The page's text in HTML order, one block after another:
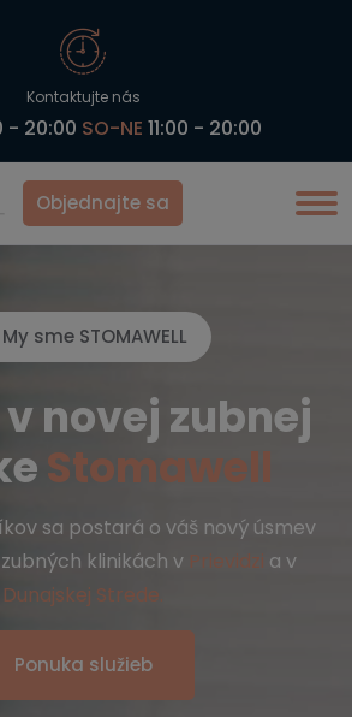
Kontaktujte nás
- 20:00 SO-NE 11:00 - 20:00
Objednajte sa
My sme STOMAWELL
novej zubnej
Stomawell
sa postará o váš nový úsmev
klinikách v Prievidzi a v
Dunajskej Strede.
Ponuka služieb